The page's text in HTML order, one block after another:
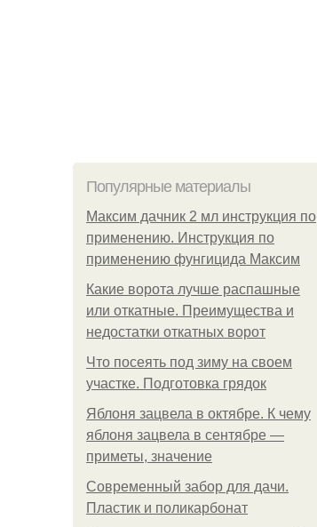
Популярные материалы
Максим дачник 2 мл инструкция по
применению. Инструкция по
применению фунгицида Максим
Какие ворота лучше распашные
или откатные. Преимущества и
недостатки откатных ворот
Что посеять под зиму на своем
участке. Подготовка грядок
Яблоня зацвела в октябре. К чему
яблоня зацвела в сентябре —
приметы, значение
Современный забор для дачи.
Пластик и поликарбонат